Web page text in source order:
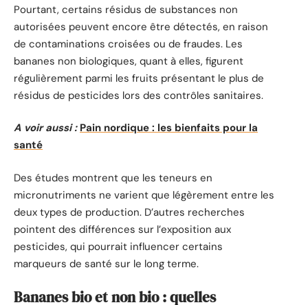
Pourtant, certains résidus de substances non
autorisées peuvent encore être détectés, en raison
de contaminations croisées ou de fraudes. Les
bananes non biologiques, quant à elles, figurent
régulièrement parmi les fruits présentant le plus de
résidus de pesticides lors des contrôles sanitaires.
A voir aussi : Pain nordique : les bienfaits pour la
santé
Des études montrent que les teneurs en
micronutriments ne varient que légèrement entre les
deux types de production. D’autres recherches
pointent des différences sur l’exposition aux
pesticides, qui pourrait influencer certains
marqueurs de santé sur le long terme.
Bananes bio et non bio : quelles